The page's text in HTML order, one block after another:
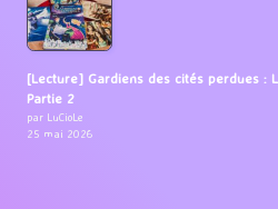
[Lecture] Gardiens des cités perdues :
Partie 2
par LuCioLe
25 mai 2026